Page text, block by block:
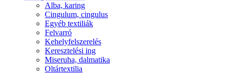
Alba, karing
Cingulum, cingulus
Egyéb textiliák
Felvarró
Kehelyfelszerelés
Keresztelési ing
Miseruha, dalmatika
Oltártextilia